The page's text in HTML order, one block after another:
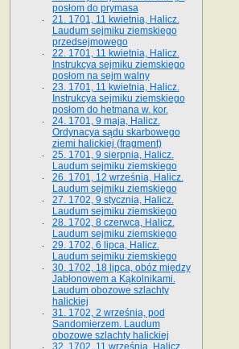
posłom do prymasa
21. 1701, 11 kwietnia, Halicz.
Laudum sejmiku ziemskiego
przedsejmowego
22. 1701, 11 kwietnia, Halicz.
Instrukcya sejmiku ziemskiego
posłom na sejm walny
23. 1701, 11 kwietnia, Halicz.
Instrukcya sejmiku ziemskiego
posłom do hetmana w. kor.
24. 1701, 9 maja, Halicz.
Ordynacya sądu skarbowego
ziemi halickiej (fragment)
25. 1701, 9 sierpnia, Halicz.
Laudum sejmiku ziemskiego
26. 1701, 12 września, Halicz.
Laudum sejmiku ziemskiego
27. 1702, 9 stycznia, Halicz.
Laudum sejmiku ziemskiego
28. 1702, 8 czerwca, Halicz.
Laudum sejmiku ziemskiego
29. 1702, 6 lipca, Halicz.
Laudum sejmiku ziemskiego
30. 1702, 18 lipca, obóz między
Jabłonowem a Kąkolnikami.
Laudum obozowe szlachty
halickiej
31. 1702, 2 września, pod
Sandomierzem. Laudum
obozowe szlachty halickiej
32. 1702, 11 września, Halicz.